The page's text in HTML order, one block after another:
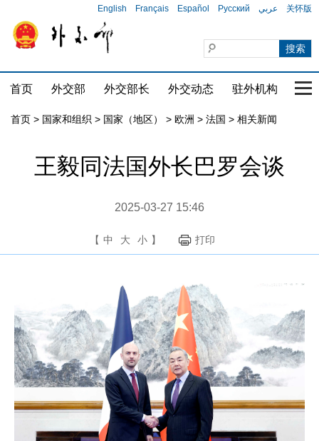
English Français Español Русский عربي 关怀版
首页 外交部 外交部长 外交动态 驻外机构 国
首页 > 国家和组织 > 国家（地区） > 欧洲 > 法国 > 相关新闻
王毅同法国外长巴罗会谈
2025-03-27 15:46
【 中 大 小 】 打印